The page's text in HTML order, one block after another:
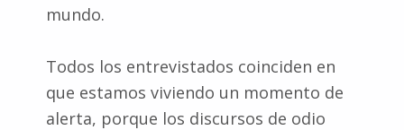
mundo.
Todos los entrevistados coinciden en
que estamos viviendo un momento de
alerta, porque los discursos de odio